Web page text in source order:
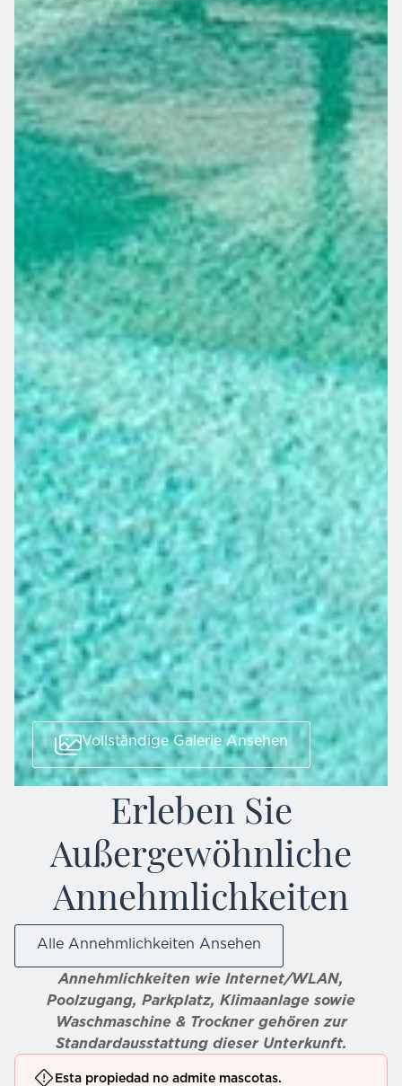
Vollständige Galerie Ansehen
Erleben Sie
Außergewöhnliche
Annehmlichkeiten
Alle Annehmlichkeiten Ansehen
Annehmlichkeiten wie Internet/WLAN,
Poolzugang, Parkplatz, Klimaanlage sowie
Waschmaschine & Trockner gehören zur
Standardausstattung dieser Unterkunft.
Esta propiedad no admite mascotas.